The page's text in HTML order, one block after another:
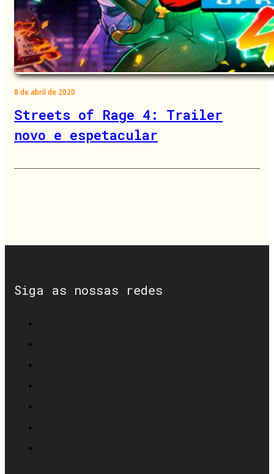
8 de abril de 2020
Streets of Rage 4: Trailer
novo e espetacular
Siga as nossas redes